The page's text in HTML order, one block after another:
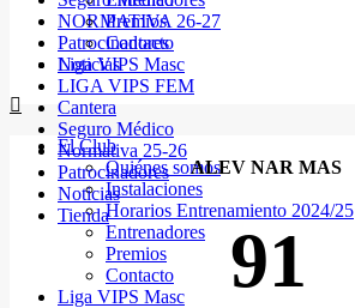
NORMATIVA 26-27
Patrocinadores
Noticias
El Club
Quiénes somos
Instalaciones
Horarios Entrenamiento 2024/25
Entrenadores
Premios
Contacto
Liga VIPS Masc
Premios
Contacto
Liga VIPS Masc
LIGA VIPS FEM
Cantera
Seguro Médico
Normativa 25-26
Patrocinadores
Noticias
Tienda
ALEV NAR MAS
91